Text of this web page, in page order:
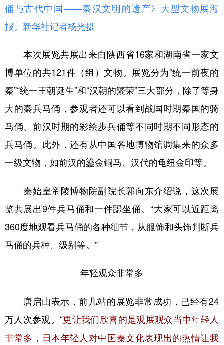
俑与古代中国——秦汉文明的遗产》大型文物展海
报。新华社记者杨光摄
本次展览共展出来自陕西省16家和湖南省一家文
博单位的共121件（组）文物。展览分为“统一前夜的
秦”“统一王朝诞生”和“汉朝的繁荣”三大部分，除了等身
大的秦兵马俑，参观者还可以看到战国时期秦国的骑
马俑、前汉时期的彩绘步兵俑等不同时期不同形态的
兵马俑。此外，还有从中国各地博物馆调集来的众多
一级文物，如前汉的鎏金铜马、汉代的龟纽金印等。
秦始皇帝陵博物院副院长郭向东介绍说，这次展
览共展出9件兵马俑和一件跽坐俑。“大家可以近距离
360度地观看兵马俑的各种细节，从服饰和头饰判断兵
马俑的兵种、级别等。”
年轻观众非常多
唐启山表示，前几站的展览非常成功，已经有24
万人次参观。“更让我们欣喜的是观展观众当中年轻人
非常多，日本年轻人对中国秦文化表现出的热情让我